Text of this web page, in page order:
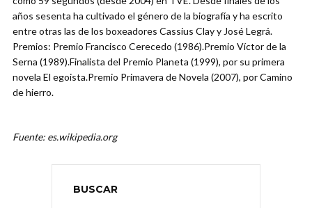
años sesenta ha cultivado el género de la biografía y ha escrito
entre otras las de los boxeadores Cassius Clay y José Legrá.
Premios: Premio Francisco Cerecedo (1986).Premio Víctor de la
Serna (1989).Finalista del Premio Planeta (1999), por su primera
novela El egoista.Premio Primavera de Novela (2007), por Camino
de hierro.
Fuente: es.wikipedia.org
BUSCAR